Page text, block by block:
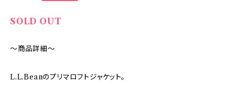
SOLD OUT
～商品詳細～
L.L.Beanのプリマロフトジャケット。